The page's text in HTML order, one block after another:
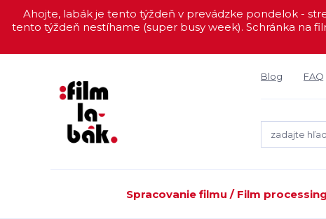
Ahojte, labák je tento týždeň v prevádzke pondelok -
tento týždeň nestíhame (super busy week). Schránka na
Blog FAQ
Spracovanie filmu / Film processing